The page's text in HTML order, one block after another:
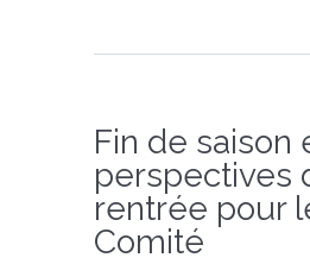
Fin de saison
perspectives
rentrée pour
Comité